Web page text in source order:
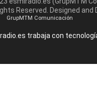
Reserved. Designed and
GrupMTM Comunicación
trabaja con